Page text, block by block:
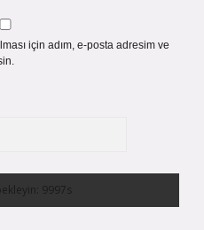
için adım, e-posta adresim ve